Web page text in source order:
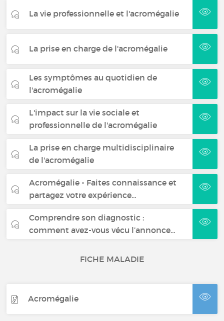
La vie professionnelle et l'acromégalie
La prise en charge de l'acromégalie
Les symptômes au quotidien de
l'acromégalie
L'impact sur la vie sociale et
professionnelle de l'acromégalie
La prise en charge multidisciplinaire
de l'acromégalie
Acromégalie - Faites connaissance et
partagez votre expérience…
Comprendre son diagnostic :
comment avez-vous vécu l’annonce…
FICHE MALADIE
Acromégalie